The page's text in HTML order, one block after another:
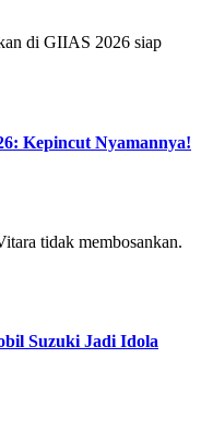
di GIIAS 2026 siap
Kepincut Nyamannya!
tidak membosankan.
Suzuki Jadi Idola